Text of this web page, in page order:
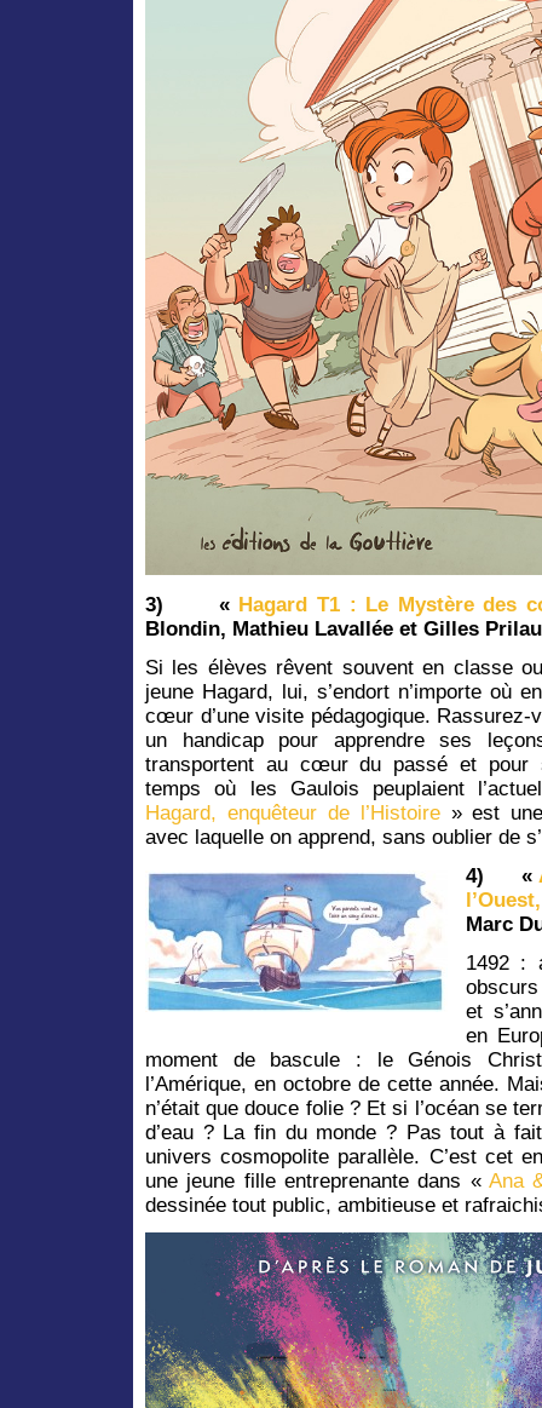
3) « Hagard T1 : Le Mystère des
Blondin, Mathieu Lavallée et Gilles
Si les élèves rêvent souvent en classe
jeune Hagard, lui, s’endort n’importe où
cœur d’une visite pédagogique. Rassurez-
un handicap pour apprendre ses
transportent au cœur du passé et pour
temps où les Gaulois peuplaient
Hagard, enquêteur de l’Histoire» est une
avec laquelle on apprend, sans oublier de
4)
«
Marc
1492 :
et
en
moment de bascule : le Génois
l’Amérique, en octobre de cette année.
n’était que douce folie ? Et si l’océan se
d’eau ? La fin du monde ? Pas tout à
univers cosmopolite parallèle. C’est cet
une jeune fille entreprenante dans « Ana
dessinée tout public, ambitieuse et